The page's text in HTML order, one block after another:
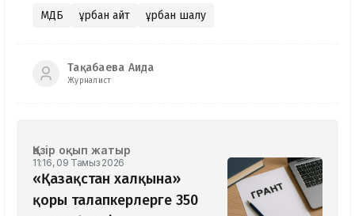
ҚМДБ Құрбан айт Құрбан шалу
Тақабаева Аида
Журналист
Қазір оқып жатыр
11:16, 09 Тамыз 2026
«Қазақстан халқына»
қоры талапкерлерге 350